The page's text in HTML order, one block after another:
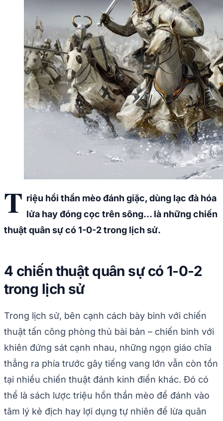
T riệu hồi thần mèo đánh giặc, dùng lạc đà hóa
lửa hay đóng cọc trên sông… là những chiến
thuật quân sự có 1-0-2 trong lịch sử.
4 chiến thuật quân sự có 1-0-2
trong lịch sử
Trong lịch sử, bên cạnh cách bày binh với chiến
thuật tấn công phòng thủ bài bản – chiến binh với
khiên đứng sát cạnh nhau, những ngọn giáo chĩa
thẳng ra phía trước gây tiếng vang lớn vẫn còn tồn
tại nhiều chiến thuật đánh kinh điển khác. Đó có
thể là sách lược triệu hồn thần mèo để đánh vào
tâm lý kẻ địch hay lợi dụng tự nhiên để lừa quân